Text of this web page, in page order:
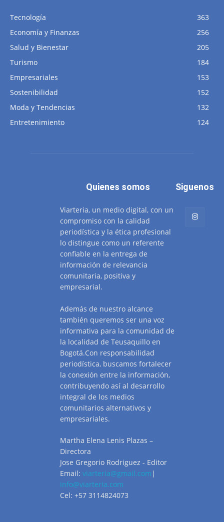
Tecnología
363
Economía y Finanzas
256
Salud y Bienestar
205
Turismo
184
Empresariales
153
Sostenibilidad
152
Moda y Tendencias
132
Entretenimiento
124
Quienes somos
Viarteria, un medio digital, con un
compromiso con la calidad
periodística y la ética profesional
lo distingue como un referente
confiable en la entrega de
información de relevancia
comunitaria, positiva y
empresarial.
Además de nuestro alcance
también queremos ser una voz
informativa para la comunidad de
la localidad de Teusaquillo en
Bogotá.Con responsabilidad
periodística, buscamos fortalecer
la conexión entre la información,
contribuyendo así al desarrollo
integral de los medios
comunitarios alternativos y
empresariales.
Martha Elena Lenis Plazas –
Directora
Jose Gregorio Rodriguez - Editor
Email: viarteria@gmail.com |
info@viarteria.com
Cel: +57 3114824073
Siguenos